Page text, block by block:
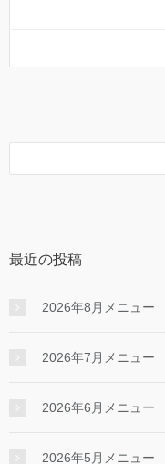
最近の投稿
2026年8月メニュー
2026年7月メニュー
2026年6月メニュー
2026年5月メニュー